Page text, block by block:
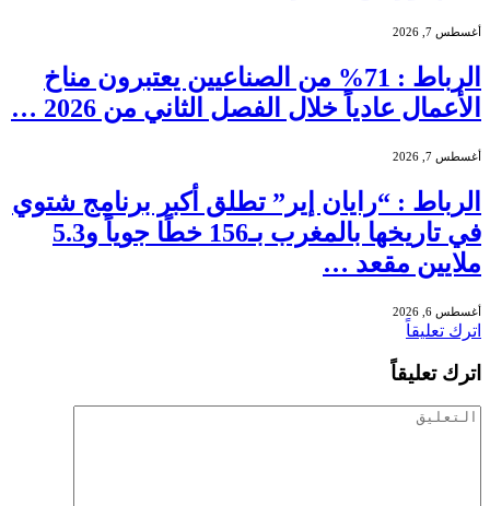
أغسطس 7, 2026
الرباط : 71% من الصناعيين يعتبرون مناخ
الأعمال عادياً خلال الفصل الثاني من 2026 …
أغسطس 7, 2026
الرباط : “رايان إير” تطلق أكبر برنامج شتوي
في تاريخها بالمغرب بـ156 خطًا جوياً و5.3
ملايين مقعد …
أغسطس 6, 2026
اترك تعليقاً
اترك تعليقاً